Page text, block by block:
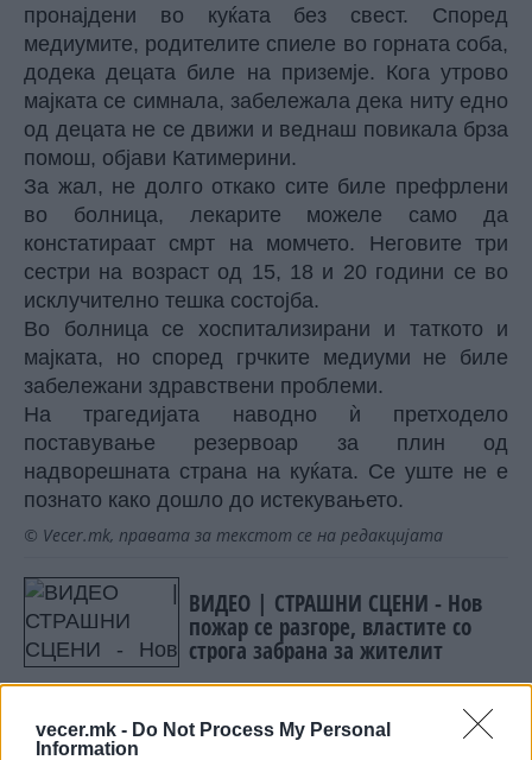
vecer.mk - Do Not Process My Personal
Information
пронајдени во куќата без свест. Според
медиумите, родителите спиеле во горната соба,
додека децата биле на приземје. Кога утрово
мајката се симнала, забележала дека ниту едно
од децата не се движи и веднаш повикала брза
помош, објави Катимерини.
За жал, не долго откако сите биле префрлени
во болница, лекарите можеле само да
констатираат смрт на момчето. Неговите три
сестри на возраст од 15, 18 и 20 години се во
исклучително тешка состојба.
Во болница се хоспитализирани и таткото и
мајката, но според грчките медиуми не биле
забележани здравствени проблеми.
На трагедијата наводно ѝ претходело
поставување резервоар за плин од
надворешната страна на куќата. Се уште не е
познато како дошло до истекувањето.
© Vecer.mk, правата за текстот се на редакцијата
ВИДЕО | СТРАШНИ СЦЕНИ - Нов
пожар се разгоре, властите со
строга забрана за жителит
“НЕВЛАДИНИТЕ“ ШАРЕНИ ВО